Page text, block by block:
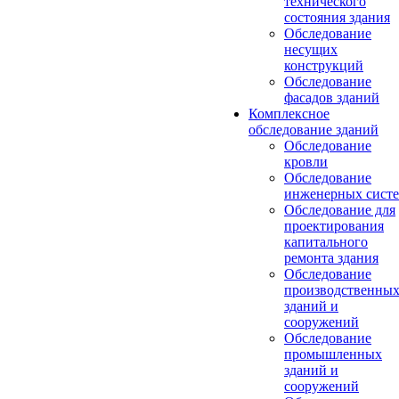
состояния здания
Обследование
несущих
конструкций
Обследование
фасадов зданий
Комплексное
обследование зданий
Обследование
кровли
Обследование
инженерных
Обследование для
проектирования
капитального
ремонта здания
Обследование
производственных
зданий и
сооружений
Обследование
промышленных
зданий и
сооружений